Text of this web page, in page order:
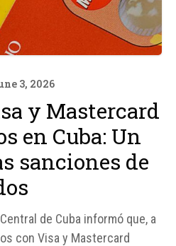
3, 2026
y Mastercard
en Cuba: Un
sanciones de
de Cuba informó que, a
con Visa y Mastercard